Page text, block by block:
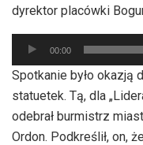
dyrektor placówki
Odtwarzacz
plików
dźwiękowych
00:00
Spotkanie było okazją
statuetek. Tą, dla
odebrał burmistrz
Ordon. Podkreślił, on,